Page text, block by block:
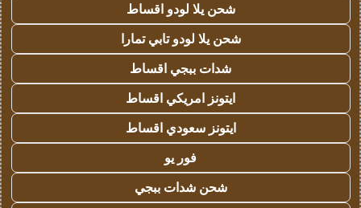
شحن يلا لودو اقساط
شحن يلا لودو تابي تمارا
شدات ببجي اقساط
ايتونز امريكي اقساط
ايتونز سعودي اقساط
فور يو
شحن شدات ببجي